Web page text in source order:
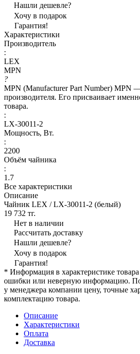
Нашли дешевле?
Хочу в подарок
Гарантия!
Характеристики
Производитель
:
LEX
MPN
?
MPN (Manufacturer Part Number) MPN
производителя. Его присваивает
товара.
:
LX-30011-2
Мощность, Вт.
:
2200
Объём чайника
:
1.7
Все характеристики
Описание
Чайник LEX / LX-30011-2 (белый)
19 732 тг.
Нет в наличии
Рассчитать доставку
Нашли дешевле?
Хочу в подарок
Гарантия!
* Информация в характеристике
ошибки или неверную информацию.
у менеджера компании цену, точные
комплектацию товара.
Описание
Характеристики
Оплата
Доставка